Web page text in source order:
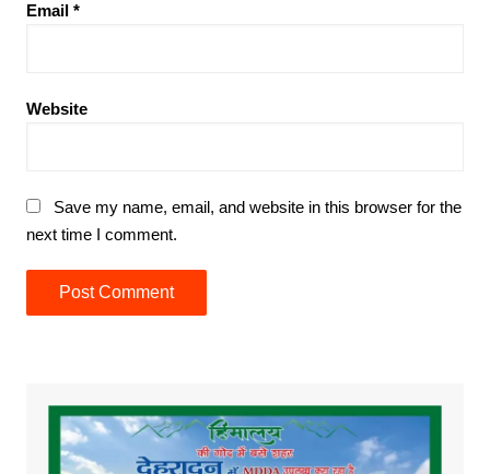
Email *
Website
Save my name, email, and website in this browser for the
next time I comment.